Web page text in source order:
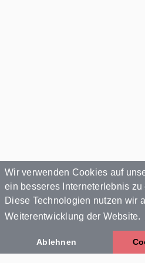
Wir verwenden Cookies auf
ein besseres Interneterlebnis zu
Diese Technologien nutzen wir
Weiterentwicklung der Website.
Ablehnen